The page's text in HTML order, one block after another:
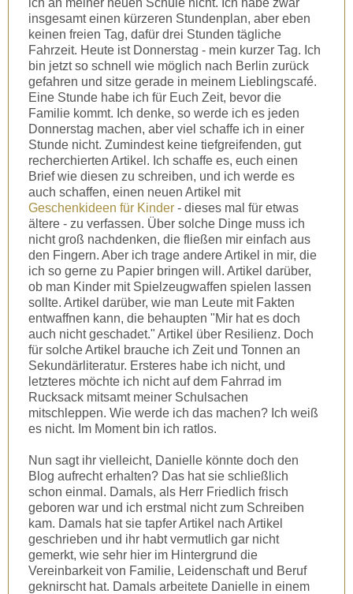
insgesamt einen kürzeren Stundenplan, aber eben
keinen freien Tag, dafür drei Stunden tägliche
Fahrzeit. Heute ist Donnerstag - mein kurzer Tag. Ich
bin jetzt so schnell wie möglich nach Berlin zurück
gefahren und sitze gerade in meinem Lieblingscafé.
Eine Stunde habe ich für Euch Zeit, bevor die
Familie kommt. Ich denke, so werde ich es jeden
Donnerstag machen, aber viel schaffe ich in einer
Stunde nicht. Zumindest keine tiefgreifenden, gut
recherchierten Artikel. Ich schaffe es, euch einen
Brief wie diesen zu schreiben, und ich werde es
auch schaffen, einen neuen Artikel mit
Geschenkideen für Kinder - dieses mal für etwas
ältere - zu verfassen. Über solche Dinge muss ich
nicht groß nachdenken, die fließen mir einfach aus
den Fingern. Aber ich trage andere Artikel in mir, die
ich so gerne zu Papier bringen will. Artikel darüber,
ob man Kinder mit Spielzeugwaffen spielen lassen
sollte. Artikel darüber, wie man Leute mit Fakten
entwaffnen kann, die behaupten "Mir hat es doch
auch nicht geschadet." Artikel über Resilienz. Doch
für solche Artikel brauche ich Zeit und Tonnen an
Sekundärliteratur. Ersteres habe ich nicht, und
letzteres möchte ich nicht auf dem Fahrrad im
Rucksack mitsamt meiner Schulsachen
mitschleppen. Wie werde ich das machen? Ich weiß
es nicht. Im Moment bin ich ratlos.
Nun sagt ihr vielleicht, Danielle könnte doch den
Blog aufrecht erhalten? Das hat sie schließlich
schon einmal. Damals, als Herr Friedlich frisch
geboren war und ich erstmal nicht zum Schreiben
kam. Damals hat sie tapfer Artikel nach Artikel
geschrieben und ihr habt vermutlich gar nicht
gemerkt, wie sehr hier im Hintergrund die
Vereinbarkeit von Familie, Leidenschaft und Beruf
geknirscht hat. Damals arbeitete Danielle in einem